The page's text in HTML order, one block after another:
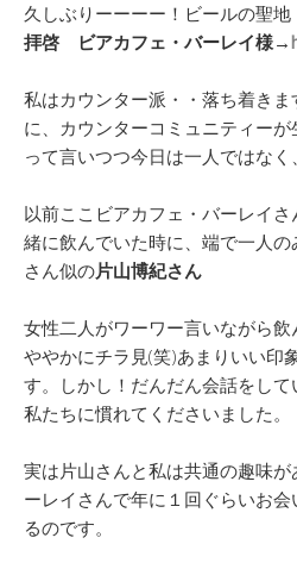
久しぶりーーーー！ビールの聖地
拝啓 ビアカフェ・バーレイ様→
私はカウンター派・・落ち着き
に、カウンターコミュニティーが
って言いつつ今日は一人ではなく
以前ここビアカフェ・バーレイ
緒に飲んでいた時に、端で一人
さん似の片山博紀さん
女性二人がワーワー言いながら
ややかにチラ見(笑)あまりいい印
す。しかし！だんだん会話をして
私たちに慣れてくださいました。
実は片山さんと私は共通の趣味
ーレイさんで年に１回ぐらいお
るのです。